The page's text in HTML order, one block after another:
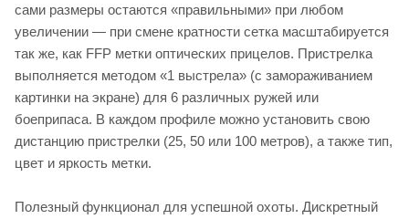
сами размеры остаются «правильными» при любом
увеличении — при смене кратности сетка масштабируется
так же, как FFP метки оптических прицелов. Пристрелка
выполняется методом «1 выстрела» (с замораживанием
картинки на экране) для 6 различных ружей или
боеприпаса. В каждом профиле можно установить свою
дистанцию пристрелки (25, 50 или 100 метров), а также тип,
цвет и яркость метки.
Полезный функционал для успешной охоты. Дискретный